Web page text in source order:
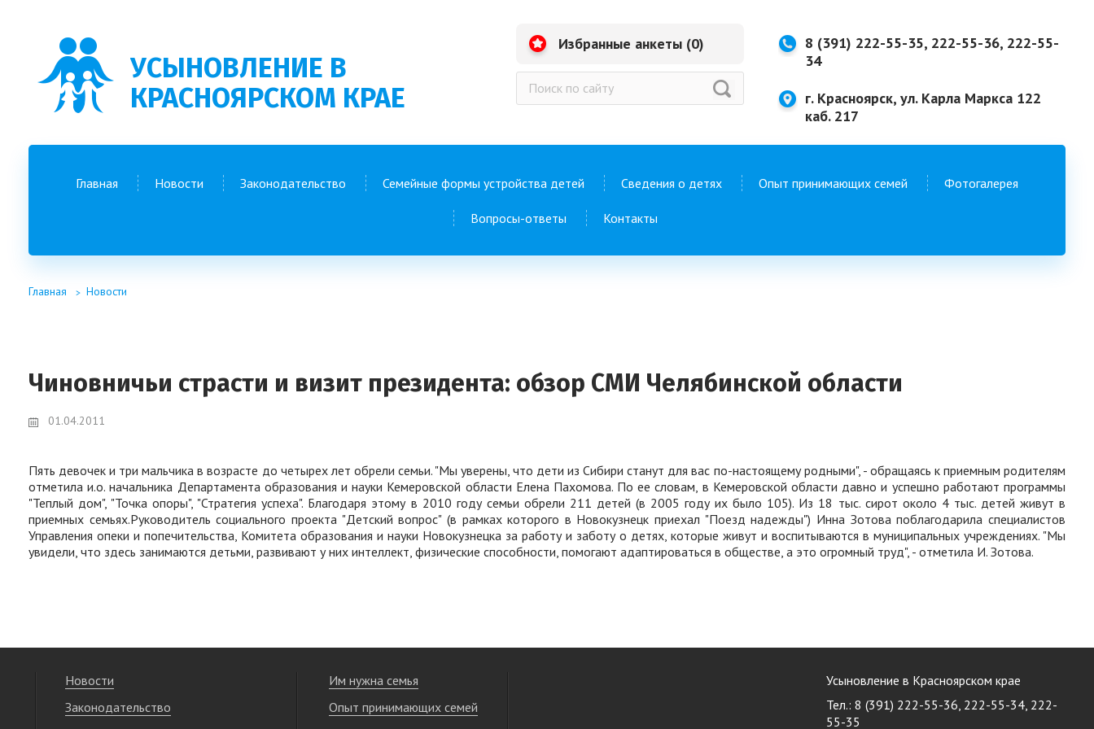
УСЫНОВЛЕНИЕ В
КРАСНОЯРСКОМ КРАЕ
Избранные анкеты (0)
8 (391) 222-55-35, 222-55-36, 222-55-
34
г. Красноярск, ул. Карла Маркса 122
каб. 217
Главная Новости Законодательство Семейные формы устройства детей Сведения о детях Опыт принимающих семей Фотогалерея
Вопросы-ответы Контакты
Главная Новости
Чиновничьи страсти и визит президента: обзор СМИ Челябинской области
01.04.2011
Пять девочек и три мальчика в возрасте до четырех лет обрели семьи. "Мы уверены, что дети из Сибири станут для вас по-настоящему родными", - обращаясь к приемным родителям
отметила и.о. начальника Департамента образования и науки Кемеровской области Елена Пахомова. По ее словам, в Кемеровской области давно и успешно работают программы
"Теплый дом", "Точка опоры", "Стратегия успеха". Благодаря этому в 2010 году семьи обрели 211 детей (в 2005 году их было 105). Из 18 тыс. сирот около 4 тыс. детей живут в
приемных семьях.Руководитель социального проекта "Детский вопрос" (в рамках которого в Новокузнецк приехал "Поезд надежды") Инна Зотова поблагодарила специалистов
Управления опеки и попечительства, Комитета образования и науки Новокузнецка за работу и заботу о детях, которые живут и воспитываются в муниципальных учреждениях. "Мы
увидели, что здесь занимаются детьми, развивают у них интеллект, физические способности, помогают адаптироваться в обществе, а это огромный труд", - отметила И. Зотова.
Новости
Законодательство
Им нужна семья
Опыт принимающих семей
Усыновление в Красноярском крае
Тел.: 8 (391) 222-55-36, 222-55-34, 222-
55-35